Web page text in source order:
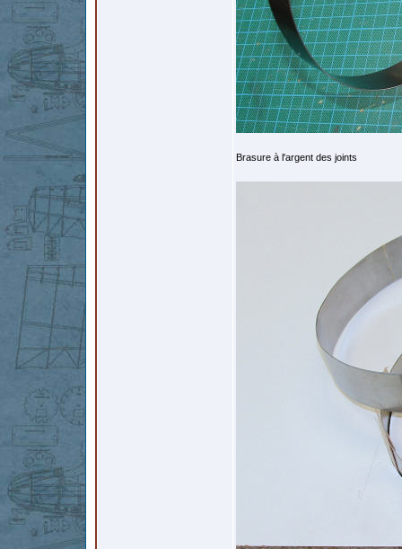
Brasure à l'argent des joints